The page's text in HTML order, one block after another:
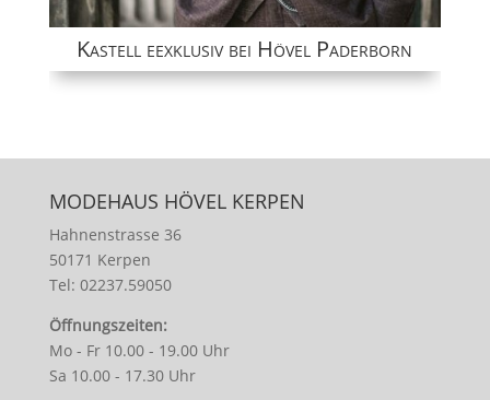
Kastell eexklusiv bei Hövel Paderborn
MODEHAUS HÖVEL KERPEN
Hahnenstrasse 36
50171 Kerpen
Tel: 02237.59050
Öffnungszeiten:
Mo - Fr 10.00 - 19.00 Uhr
Sa 10.00 - 17.30 Uhr